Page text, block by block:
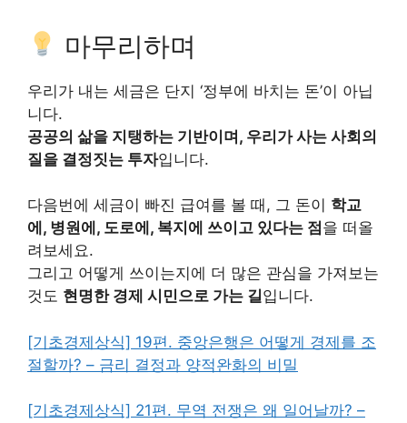
마무리하며
우리가 내는 세금은 단지 ‘정부에 바치는 돈’이 아닙
니다.
공공의 삶을 지탱하는 기반이며, 우리가 사는 사회의
질을 결정짓는 투자입니다.
다음번에 세금이 빠진 급여를 볼 때, 그 돈이 학교
에, 병원에, 도로에, 복지에 쓰이고 있다는 점 을 떠올
려보세요.
그리고 어떻게 쓰이는지에 더 많은 관심을 가져보는
것도 현명한 경제 시민으로 가는 길입니다.
[기초경제상식] 19편. 중앙은행은 어떻게 경제를 조
절할까? – 금리 결정과 양적완화의 비밀
[기초경제상식] 21편. 무역 전쟁은 왜 일어날까? –